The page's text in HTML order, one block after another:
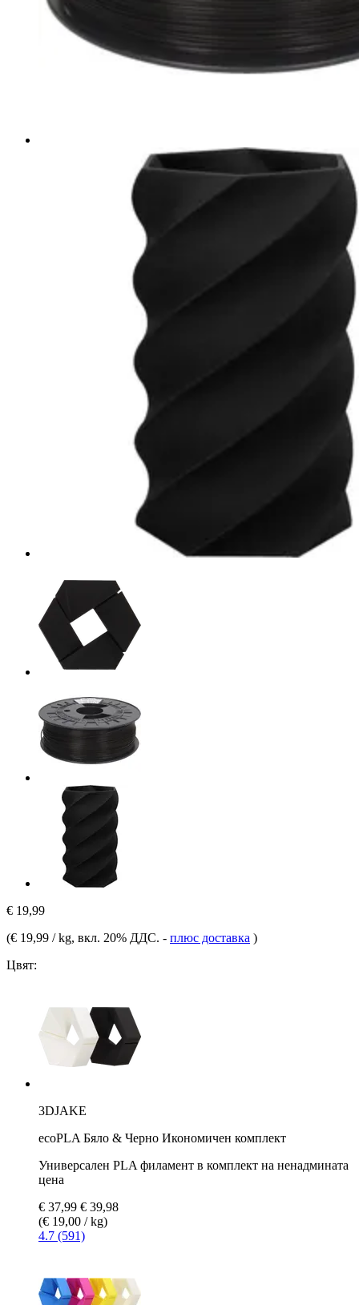
€ 19,99
(€ 19,99 / kg, вкл. 20% ДДС. - плюс доставка )
Цвят:
3DJAKE
ecoPLA Бяло & Черно Икономичен комплект
Универсален PLA филамент в комплект на ненадмината
цена
€ 37,99 € 39,98
(€ 19,00 / kg)
4.7 (591)